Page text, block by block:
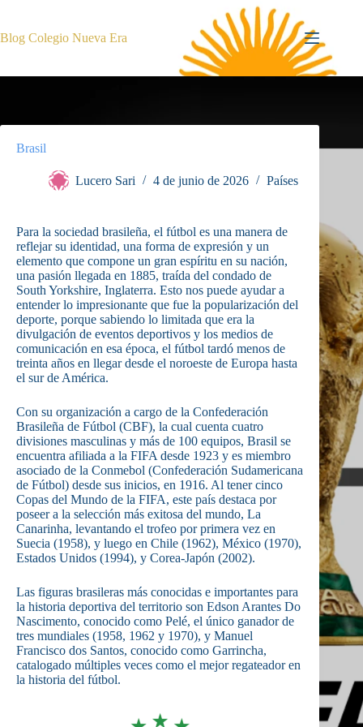
contenido
Blog Colegio Nueva Era
Brasil
Lucero Sari 4 de junio de 2026 Países
Para la sociedad brasileña, el fútbol es una manera de
reflejar su identidad, una forma de expresión y un
elemento que compone un gran espíritu en su nación,
una pasión llegada en 1885, traída del condado de
South Yorkshire, Inglaterra. Esto nos puede ayudar a
entender lo impresionante que fue la popularización del
deporte, porque sabiendo lo limitada que era la
divulgación de eventos deportivos y los medios de
comunicación en esa época, el fútbol tardó menos de
treinta años en llegar desde el noroeste de Europa hasta
el sur de América.
Con su organización a cargo de la Confederación
Brasileña de Fútbol (CBF), la cual cuenta cuatro
divisiones masculinas y más de 100 equipos, Brasil se
encuentra afiliada a la FIFA desde 1923 y es miembro
asociado de la Conmebol (Confederación Sudamericana
de Fútbol) desde sus inicios, en 1916. Al tener cinco
Copas del Mundo de la FIFA, este país destaca por
poseer a la selección más exitosa del mundo, La
Canarinha, levantando el trofeo por primera vez en
Suecia (1958), y luego en Chile (1962), México (1970),
Estados Unidos (1994), y Corea-Japón (2002).
Las figuras brasileras más conocidas e importantes para
la historia deportiva del territorio son Edson Arantes Do
Nascimento, conocido como Pelé, el único ganador de
tres mundiales (1958, 1962 y 1970), y Manuel
Francisco dos Santos, conocido como Garrincha,
catalogado múltiples veces como el mejor regateador en
la historia del fútbol.